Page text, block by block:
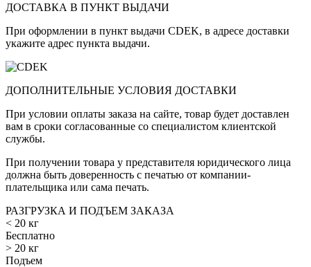
ДОСТАВКА В ПУНКТ ВЫДАЧИ
При оформлении в пункт выдачи CDEK, в адресе доставки
укажите адрес пункта выдачи.
ДОПОЛНИТЕЛЬНЫЕ УСЛОВИЯ ДОСТАВКИ
При условии оплаты заказа на сайте, товар будет доставлен
вам в сроки согласованные со специалистом клиентской
службы.
При получении товара у представителя юридического лица
должна быть доверенность с печатью от компании-
плательщика или сама печать.
РАЗГРУЗКА И ПОДЪЕМ ЗАКАЗА
< 20 кг
Бесплатно
> 20 кг
Подъем